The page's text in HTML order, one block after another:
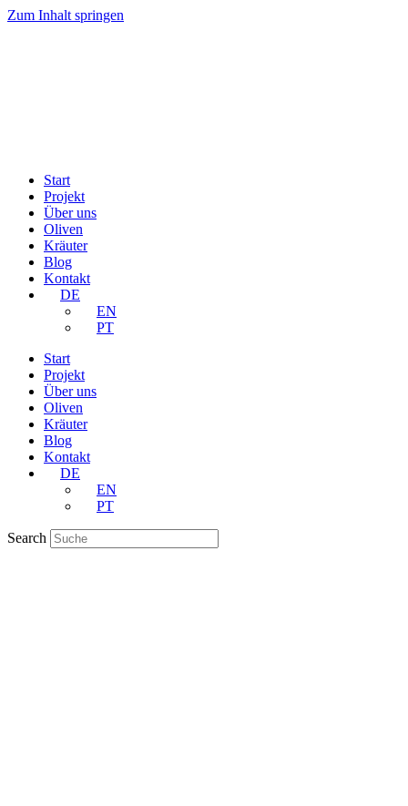
Zum Inhalt springen
Start
Projekt
Über uns
Oliven
Kräuter
Blog
Kontakt
DE
EN
PT
Start
Projekt
Über uns
Oliven
Kräuter
Blog
Kontakt
DE
EN
PT
Search